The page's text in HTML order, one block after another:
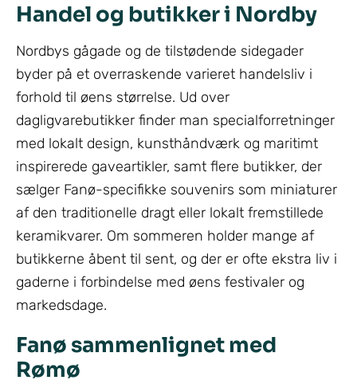
Handel og butikker i Nordby
Nordbys gågade og de tilstødende sidegader
byder på et overraskende varieret handelsliv i
forhold til øens størrelse. Ud over
dagligvarebutikker finder man specialforretninger
med lokalt design, kunsthåndværk og maritimt
inspirerede gaveartikler, samt flere butikker, der
sælger Fanø-specifikke souvenirs som miniaturer
af den traditionelle dragt eller lokalt fremstillede
keramikvarer. Om sommeren holder mange af
butikkerne åbent til sent, og der er ofte ekstra liv i
gaderne i forbindelse med øens festivaler og
markedsdage.
Fanø sammenlignet med
Rømø